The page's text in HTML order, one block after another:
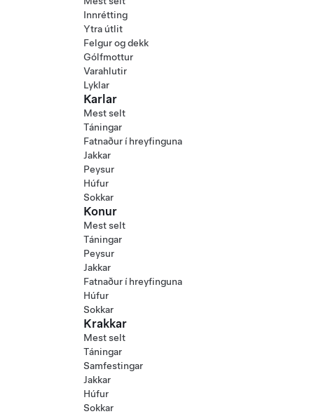
Innrétting
Ytra útlit
Felgur og dekk
Gólfmottur
Varahlutir
Lyklar
Karlar
Mest selt
Táningar
Fatnaður í hreyfinguna
Jakkar
Peysur
Húfur
Sokkar
Konur
Mest selt
Táningar
Peysur
Jakkar
Fatnaður í hreyfinguna
Húfur
Sokkar
Krakkar
Mest selt
Táningar
Samfestingar
Jakkar
Húfur
Sokkar